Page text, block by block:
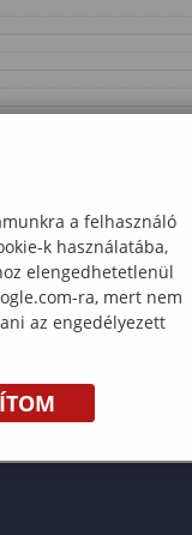
a felhasználó
k használatába,
elengedhetetlenül
ra, mert nem
az engedélyezett